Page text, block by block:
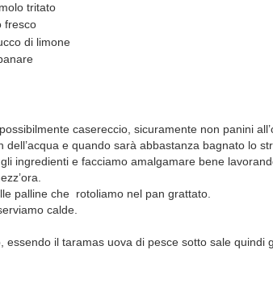
tritato
fresco
di limone
casereccio, sicuramente non panini
dell’acqua e quando sarà abbastanza bagnato lo
ingredienti e facciamo amalgamare bene
palline che rotoliamo nel pan grattato.
erviamo calde.
essendo il taramas uova di pesce sotto sale quindi